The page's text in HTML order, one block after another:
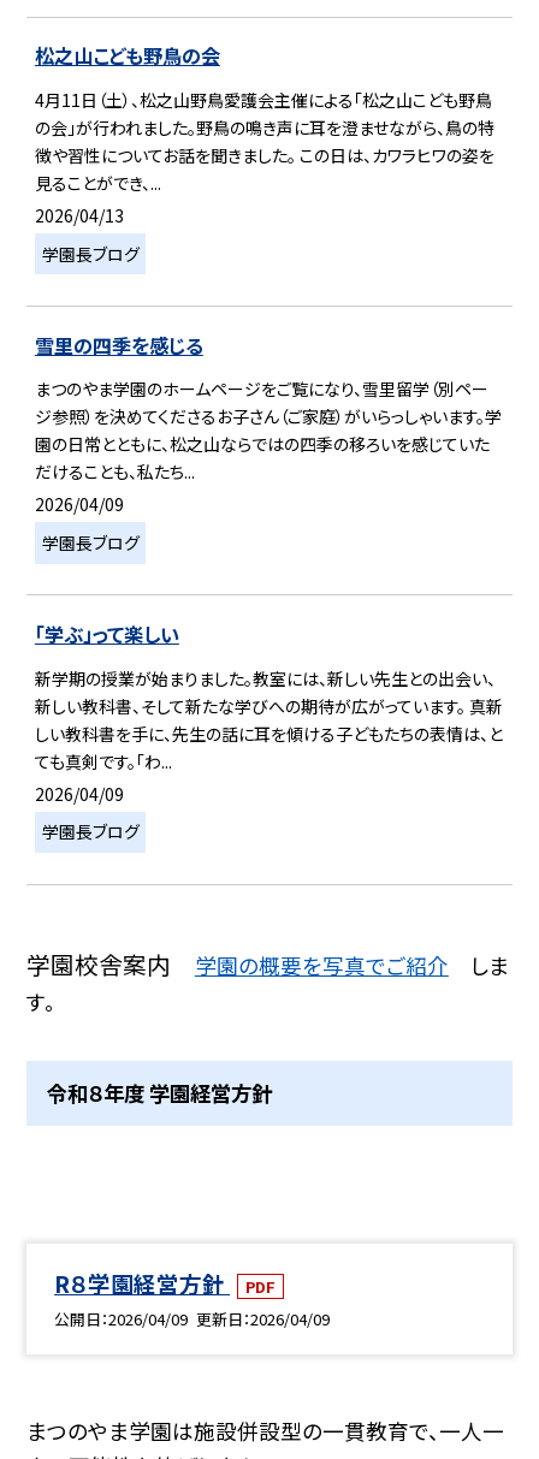
松之山こども野鳥の会
4月11日（土）、松之山野鳥愛護会主催による「松之山こども野鳥
の会」が行われました。野鳥の鳴き声に耳を澄ませながら、鳥の特
徴や習性についてお話を聞きました。 この日は、カワラヒワの姿を
見ることができ、...
2026/04/13
学園長ブログ
雪里の四季を感じる
まつのやま学園のホームページをご覧になり、雪里留学（別ペー
ジ参照）を決めてくださるお子さん（ご家庭）がいらっしゃいます。学
園の日常とともに、松之山ならではの四季の移ろいを感じていた
だけることも、私たち...
2026/04/09
学園長ブログ
「学ぶ」って楽しい
新学期の授業が始まりました。教室には、新しい先生との出会い、
新しい教科書、そして新たな学びへの期待が広がっています。 真新
しい教科書を手に、先生の話に耳を傾ける子どもたちの表情は、と
ても真剣です。「わ...
2026/04/09
学園長ブログ
学園校舎案内 学園の概要を写真でご紹介 しま
す。
令和８年度 学園経営方針
R８学園経営方針
PDF
公開日 2026/04/09 更新日 2026/04/09
まつのやま学園は施設併設型の一貫教育で、一人一